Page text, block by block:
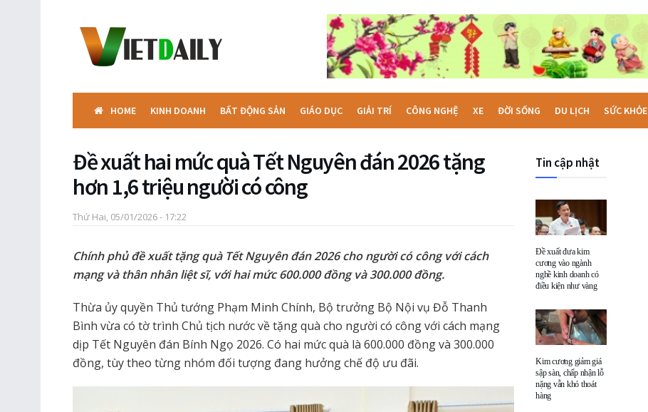
HOME KINH DOANH BẤT ĐỘNG SẢN GIÁO DỤC GIẢI TRÍ CÔNG NGHỆ XE ĐỜI SỐNG DU LỊCH SỨC KHỎE
Đề xuất hai mức quà Tết Nguyên đán 2026 tặng
hơn 1,6 triệu người có công
Thứ Hai, 05/01/2026 - 17:22
Chính phủ đề xuất tặng quà Tết Nguyên đán 2026 cho người có công với cách
mạng và thân nhân liệt sĩ, với hai mức 600.000 đồng và 300.000 đồng.
Thừa ủy quyền Thủ tướng Phạm Minh Chính, Bộ trưởng Bộ Nội vụ Đỗ Thanh
Bình vừa có tờ trình Chủ tịch nước về tặng quà cho người có công với cách mạng
dịp Tết Nguyên đán Bính Ngọ 2026. Có hai mức quà là 600.000 đồng và 300.000
đồng, tùy theo từng nhóm đối tượng đang hưởng chế độ ưu đãi.
Tin cập nhật
Đề xuất đưa kim
cương vào ngành
nghề kinh doanh có
điều kiện như vàng
Kim cương giảm giá
sập sàn, chấp nhận lỗ
nặng vẫn khó thoát
hàng